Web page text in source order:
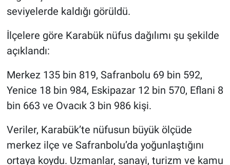
seviyelerde kaldığı görüldü.
İlçelere göre Karabük nüfus dağılımı şu şekilde
açıklandı:
Merkez 135 bin 819, Safranbolu 69 bin 592,
Yenice 18 bin 984, Eskipazar 12 bin 570, Eflani 8
bin 663 ve Ovacık 3 bin 986 kişi.
Veriler, Karabük’te nüfusun büyük ölçüde
merkez ilçe ve Safranbolu’da yoğunlaştığını
ortaya koydu. Uzmanlar, sanayi, turizm ve kamu